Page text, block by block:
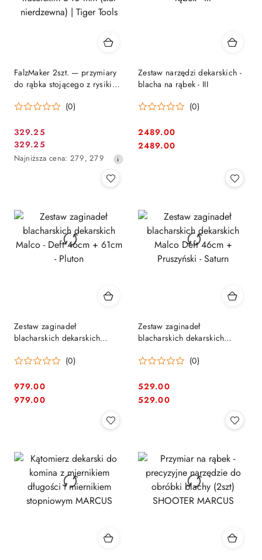
FalzMaker 2szt. — przymiary
do rąbka stojącego z rysikiem
nierdzewna) | Tiger Tools
(0)
Cena
promocyjna:
329.25
Cena
promocyjna:
329.25
Najniższa
przed
obniżką
Najniższa cena: 279, 279
Zestaw narzędzi dekarskich -
blacha na rąbek - III
(0)
Cena:
2489.00
Cena:
2489.00
Zestaw zaginadeł
blacharskich dekarskich
Pluton
(0)
Cena:
979.00
Cena:
979.00
Zestaw zaginadeł
blacharskich dekarskich
- Saturn
(0)
Cena:
529.00
Cena:
529.00